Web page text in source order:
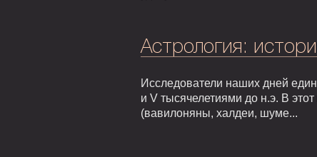
Астрология:
Исследователи наших дней
и V тысячелетиями до н.э. В
(вавилоняны, халдеи, шуме...